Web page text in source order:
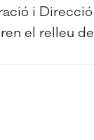
i Direcció
el relleu de
any.